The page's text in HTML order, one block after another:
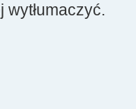
wytłumaczyć.